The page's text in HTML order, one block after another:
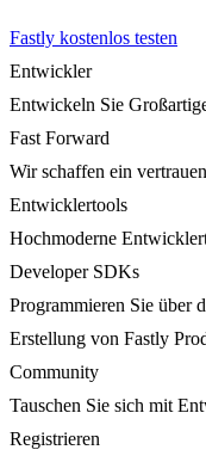
Fastly kostenlos testen
Entwickler
Entwickeln Sie
Fast Forward
Wir schaffen ein
Entwicklertools
Hochmoderne
Developer SDKs
Programmieren Sie über
Erstellung von Fastly
Community
Tauschen Sie sich mit
Registrieren